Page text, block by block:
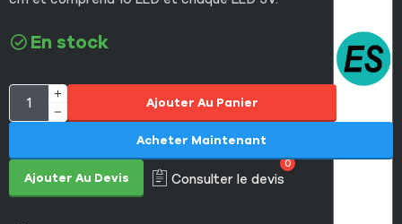
En stock
Ajouter Au Panier
Ajouter Au Devis Consulter le devis
0
Acheter Maintenant